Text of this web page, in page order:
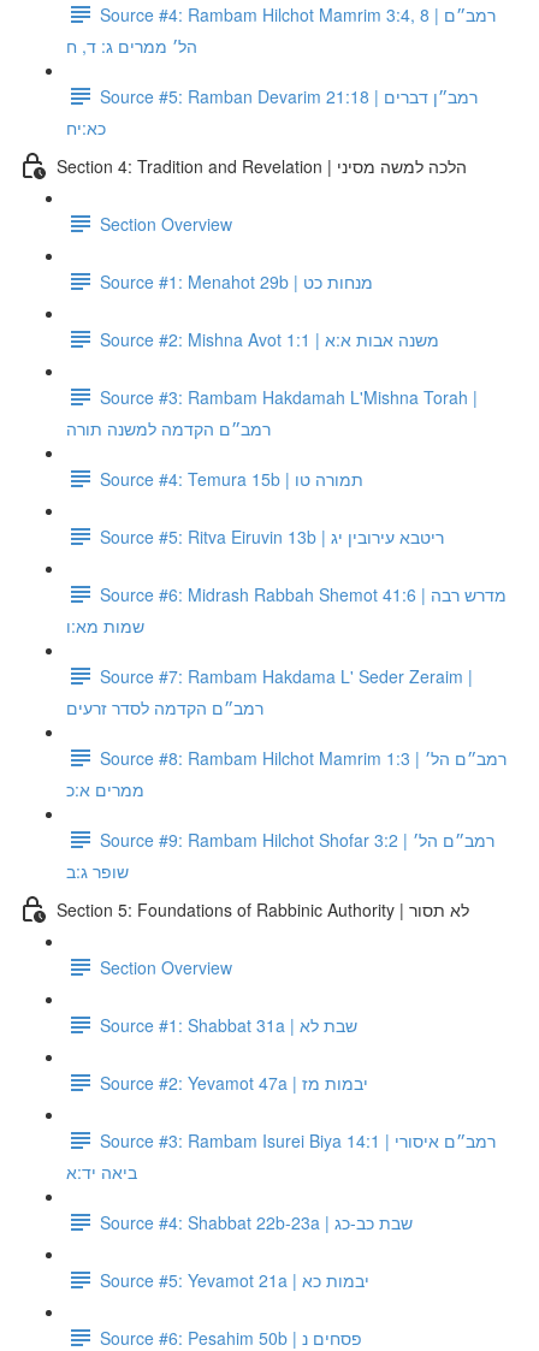
Source #4: Rambam Hilchot Mamrim 3:4, 8 | רמב״ם
הל׳ ממרים ג: ד, ח
Source #5: Ramban Devarim 21:18 | רמב״ן דברים
כא:יח
Section 4: Tradition and Revelation | הלכה למשה מסיני
Section Overview
Source #1: Menahot 29b | מנחות כט
Source #2: Mishna Avot 1:1 | משנה אבות א:א
Source #3: Rambam Hakdamah L'Mishna Torah |
רמב״ם הקדמה למשנה תורה
Source #4: Temura 15b | תמורה טו
Source #5: Ritva Eiruvin 13b | ריטבא עירובין יג
Source #6: Midrash Rabbah Shemot 41:6 | מדרש רבה
שמות מא:ו
Source #7: Rambam Hakdama L' Seder Zeraim |
רמב״ם הקדמה לסדר זרעים
Source #8: Rambam Hilchot Mamrim 1:3 | רמב״ם הל׳
ממרים א:כ
Source #9: Rambam Hilchot Shofar 3:2 | רמב״ם הל׳
שופר ג:ב
Section 5: Foundations of Rabbinic Authority | לא תסור
Section Overview
Source #1: Shabbat 31a | שבת לא
Source #2: Yevamot 47a | יבמות מז
Source #3: Rambam Isurei Biya 14:1 | רמב״ם איסורי
ביאה יד:א
Source #4: Shabbat 22b-23a | שבת כב-כג
Source #5: Yevamot 21a | יבמות כא
Source #6: Pesahim 50b | פסחים נ